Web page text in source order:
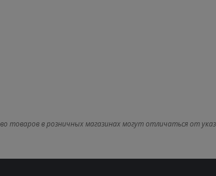
товаров в розничных магазинах могут отличаться от